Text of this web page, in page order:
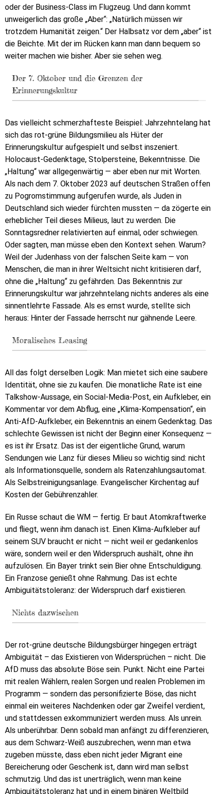
oder der Business-Class im Flugzeug. Und dann kommt
unweigerlich das große „Aber“: „Natürlich müssen wir
trotzdem Humanität zeigen.“ Der Halbsatz vor dem „aber“ ist
die Beichte. Mit der im Rücken kann man dann bequem so
weiter machen wie bisher. Aber sie sehen weg.
Der 7. Oktober und die Grenzen der
Erinnerungskultur
Das vielleicht schmerzhafteste Beispiel: Jahrzehntelang hat
sich das rot-grüne Bildungsmilieu als Hüter der
Erinnerungskultur aufgespielt und selbst inszeniert.
Holocaust-Gedenktage, Stolpersteine, Bekenntnisse. Die
„Haltung“ war allgegenwärtig — aber eben nur mit Worten.
Als nach dem 7. Oktober 2023 auf deutschen Straßen offen
zu Pogromstimmung aufgerufen wurde, als Juden in
Deutschland sich wieder fürchten mussten — da zögerte ein
erheblicher Teil dieses Milieus, laut zu werden. Die
Sonntagsredner relativierten auf einmal, oder schwiegen.
Oder sagten, man müsse eben den Kontext sehen. Warum?
Weil der Judenhass von der falschen Seite kam — von
Menschen, die man in ihrer Weltsicht nicht kritisieren darf,
ohne die „Haltung“ zu gefährden. Das Bekenntnis zur
Erinnerungskultur war jahrzehntelang nichts anderes als eine
sinnentlehrte Fassade. Als es ernst wurde, stellte sich
heraus: Hinter der Fassade herrscht nur gähnende Leere.
Moralisches Leasing
All das folgt derselben Logik: Man mietet sich eine saubere
Identität, ohne sie zu kaufen. Die monatliche Rate ist eine
Talkshow-Aussage, ein Social-Media-Post, ein Aufkleber, ein
Kommentar vor dem Abflug, eine „Klima-Kompensation“, ein
Anti-AfD-Aufkleber, ein Bekenntnis an einem Gedenktag. Das
schlechte Gewissen ist nicht der Beginn einer Konsequenz —
es ist ihr Ersatz. Das ist der eigentliche Grund, warum
Sendungen wie Lanz für dieses Milieu so wichtig sind: nicht
als Informationsquelle, sondern als Ratenzahlungsautomat.
Als Selbstreinigungsanlage. Evangelischer Kirchentag auf
Kosten der Gebührenzahler.
Ein Russe schaut die WM — fertig. Er baut Atomkraftwerke
und fliegt, wenn ihm danach ist. Einen Klima-Aufkleber auf
seinem SUV braucht er nicht — nicht weil er gedankenlos
wäre, sondern weil er den Widerspruch aushält, ohne ihn
aufzulösen. Ein Bayer trinkt sein Bier ohne Entschuldigung.
Ein Franzose genießt ohne Rahmung. Das ist echte
Ambiguitätstoleranz: der Widerspruch darf existieren.
Nichts dazwischen
Der rot-grüne deutsche Bildungsbürger hingegen erträgt
Ambiguität – das Existieren von Widersprüchen – nicht. Die
AfD muss das absolute Böse sein. Punkt. Nicht eine Partei
mit realen Wählern, realen Sorgen und realen Problemen im
Programm — sondern das personifizierte Böse, das nicht
einmal ein weiteres Nachdenken oder gar Zweifel verdient,
und stattdessen exkommuniziert werden muss. Als unrein.
Als unberührbar. Denn sobald man anfängt zu differenzieren,
aus dem Schwarz-Weiß auszubrechen, wenn man etwa
zugeben müsste, dass eben nicht jeder Migrant eine
Bereicherung oder Geschenk ist, dann wird man selbst
schmutzig. Und das ist unerträglich, wenn man keine
Ambiguitätstoleranz hat und in einem binären Weltbild